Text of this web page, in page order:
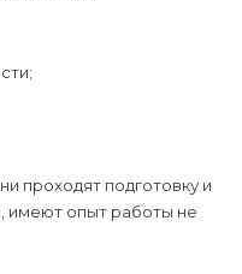
проходят подготовку и
имеют опыт работы не